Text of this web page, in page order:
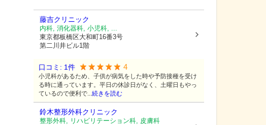
藤吉クリニック
内科, 消化器科, 小児科, ...
東京都板橋区大和町16番3号
第二川井ビル1階
口コミ: 1件 4
小児科があるため、子供が病気をした時や予防接種を受け
る時に通っています。平日の休診日がなく、土曜日もやっ
ているので便利で...続きを読む
鈴木整形外科クリニック
整形外科, リハビリテーション科, 皮膚科